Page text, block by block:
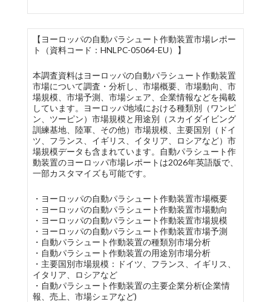
【ヨーロッパの自動パラシュート作動装置市場レポー
ト（資料コード：HNLPC-05064-EU）】
本調査資料はヨーロッパの自動パラシュート作動装置
市場について調査・分析し、市場概要、市場動向、市
場規模、市場予測、市場シェア、企業情報などを掲載
しています。ヨーロッパ地域における種類別（ワンピ
ン、ツーピン）市場規模と用途別（スカイダイビング
訓練基地、陸軍、その他）市場規模、主要国別（ドイ
ツ、フランス、イギリス、イタリア、ロシアなど）市
場規模データも含まれています。自動パラシュート作
動装置のヨーロッパ市場レポートは2026年英語版で、
一部カスタマイズも可能です。
・ヨーロッパの自動パラシュート作動装置市場概要
・ヨーロッパの自動パラシュート作動装置市場動向
・ヨーロッパの自動パラシュート作動装置市場規模
・ヨーロッパの自動パラシュート作動装置市場予測
・自動パラシュート作動装置の種類別市場分析
・自動パラシュート作動装置の用途別市場分析
・主要国別市場規模：ドイツ、フランス、イギリス、
イタリア、ロシアなど
・自動パラシュート作動装置の主要企業分析(企業情
報、売上、市場シェアなど)